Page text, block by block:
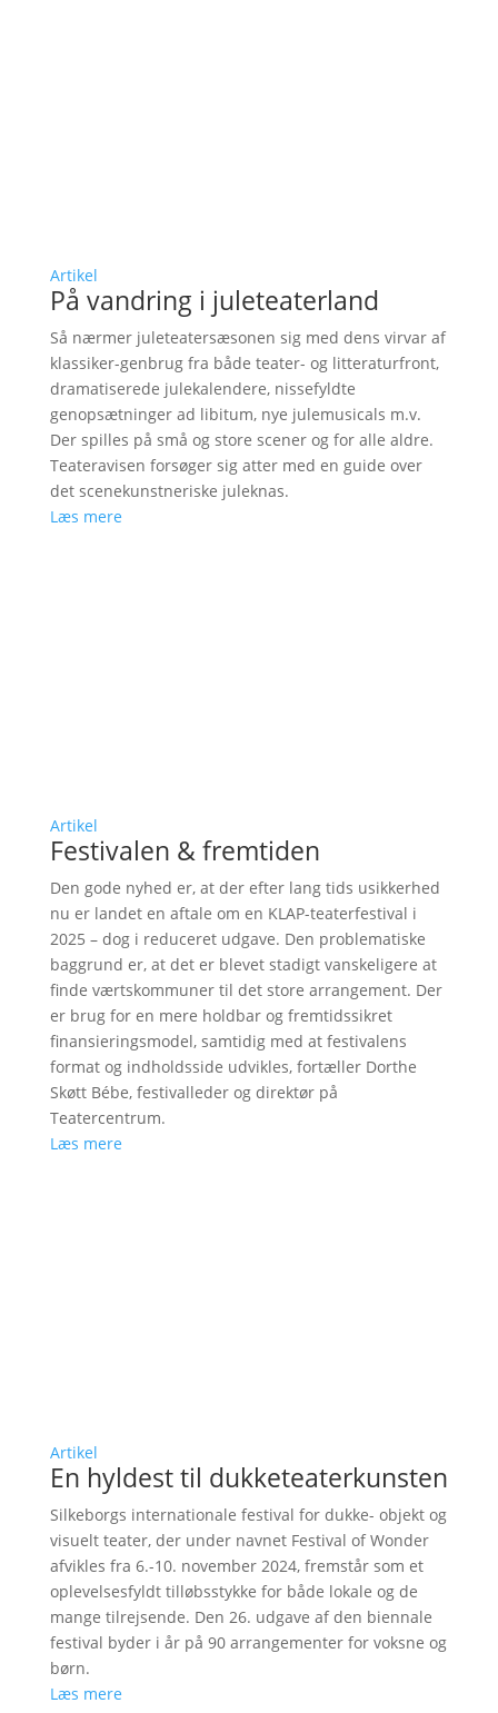
Artikel
På vandring i juleteaterland
Så nærmer juleteatersæsonen sig med dens virvar af
klassiker-genbrug fra både teater- og litteraturfront,
dramatiserede julekalendere, nissefyldte
genopsætninger ad libitum, nye julemusicals m.v.
Der spilles på små og store scener og for alle aldre.
Teateravisen forsøger sig atter med en guide over
det scenekunstneriske juleknas.
Læs mere
Artikel
Festivalen & fremtiden
Den gode nyhed er, at der efter lang tids usikkerhed
nu er landet en aftale om en KLAP-teaterfestival i
2025 – dog i reduceret udgave. Den problematiske
baggrund er, at det er blevet stadigt vanskeligere at
finde værtskommuner til det store arrangement. Der
er brug for en mere holdbar og fremtidssikret
finansieringsmodel, samtidig med at festivalens
format og indholdsside udvikles, fortæller Dorthe
Skøtt Bébe, festivalleder og direktør på
Teatercentrum.
Læs mere
Artikel
En hyldest til dukketeaterkunsten
Silkeborgs internationale festival for dukke- objekt og
visuelt teater, der under navnet Festival of Wonder
afvikles fra 6.-10. november 2024, fremstår som et
oplevelsesfyldt tilløbsstykke for både lokale og de
mange tilrejsende. Den 26. udgave af den biennale
festival byder i år på 90 arrangementer for voksne og
børn.
Læs mere